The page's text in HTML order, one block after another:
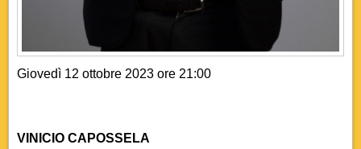
Giovedì 12 ottobre 2023 ore 21:00
VINICIO CAPOSSELA